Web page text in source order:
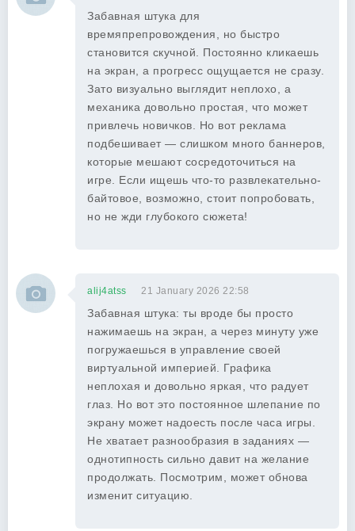
Забавная штука для
времяпрепровождения, но быстро
становится скучной. Постоянно кликаешь
на экран, а прогресс ощущается не сразу.
Зато визуально выглядит неплохо, а
механика довольно простая, что может
привлечь новичков. Но вот реклама
подбешивает — слишком много баннеров,
которые мешают сосредоточиться на
игре. Если ищешь что-то развлекательно-
байтовое, возможно, стоит попробовать,
но не жди глубокого сюжета!
alij4atss 21 January 2026 22:58
Забавная штука: ты вроде бы просто
нажимаешь на экран, а через минуту уже
погружаешься в управление своей
виртуальной империей. Графика
неплохая и довольно яркая, что радует
глаз. Но вот это постоянное шлепание по
экрану может надоесть после часа игры.
Не хватает разнообразия в заданиях —
однотипность сильно давит на желание
продолжать. Посмотрим, может обнова
изменит ситуацию.